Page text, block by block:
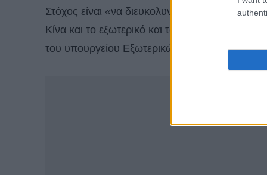
Στόχος είναι «να διευκολυνθεί η ανάπτυξη
Κίνα και το εξωτερικό και το άνοιγμα
του υπουργείου Εξωτερικών Μάο Νινγκ σε